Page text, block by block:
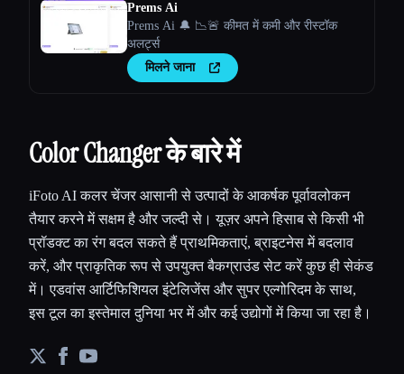
Prems Ai
Prems Ai 🔔 📉🚨 कीमत में कमी और रीस्टॉक
अलर्ट्स
मिलने जाना
Color Changer के बारे में
iFoto AI कलर चेंजर आसानी से उत्पादों के आकर्षक पूर्वावलोकन
तैयार करने में सक्षम है और जल्दी से। यूज़र अपने हिसाब से किसी भी
प्रॉडक्ट का रंग बदल सकते हैं प्राथमिकताएं, ब्राइटनेस में बदलाव
करें, और प्राकृतिक रूप से उपयुक्त बैकग्राउंड सेट करें कुछ ही सेकंड
में। एडवांस आर्टिफिशियल इंटेलिजेंस और सुपर एल्गोरिदम के साथ,
इस टूल का इस्तेमाल दुनिया भर में और कई उद्योगों में किया जा रहा है।